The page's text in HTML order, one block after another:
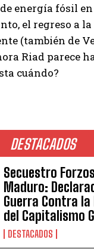
DESTACADOS
Secuestro
Maduro:
Guerra Contra
del Capitalismo
DESTACADOS
energía fósil
el regreso a
(también de
Riad parece
cuándo?